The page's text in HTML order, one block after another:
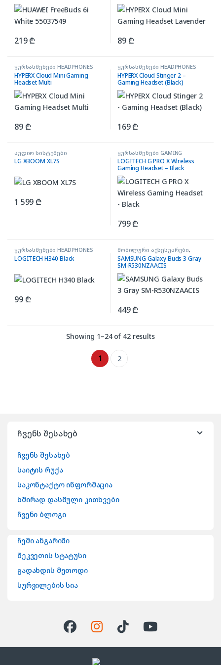
219₾ 89 ₾
ყურსასმენები HEADPHONES
HYPERX Cloud Mini Gaming
Headset Multi
89 ₾
ყურსასმენები HEADPHONES
HYPERX Cloud Stinger 2 –
Gaming Headset (Black)
169₾
აუდიო სისტემები
LG XBOOM XL7S
1 599 ₾
ყურსასმენები GAMING
LOGITECH G PRO X Wireless
Gaming Headset – Black
799₾
ყურსასმენები HEADPHONES
LOGITECH H340 Black
99 ₾
მობილური აქსესუარები,
ყურსასმენები BUDS
SAMSUNG Galaxy Buds 3 Gray
SM-R530NZAACIS
449₾
Showing 1–24 of 42 results
1 2
ჩვენს შესახებ
ჩვენს შესახებ
საიტის რუქა
საკონტაქტო ინფორმაცია
ხშირად დასმული კითხვები
ჩვენი ბლოგი
ჩემი ანგარიში
შეკვეთის სტატუსი
გადახდის მეთოდი
სურვილების სია